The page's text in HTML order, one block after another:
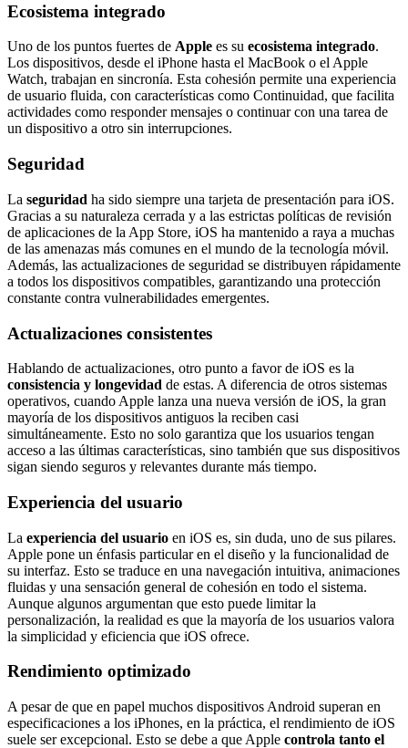
Ecosistema integrado
Uno de los puntos fuertes de Apple es su ecosistema integrado.
Los dispositivos, desde el iPhone hasta el MacBook o el Apple
Watch, trabajan en sincronía. Esta cohesión permite una experiencia
de usuario fluida, con características como Continuidad, que facilita
actividades como responder mensajes o continuar con una tarea de
un dispositivo a otro sin interrupciones.
Seguridad
La seguridad ha sido siempre una tarjeta de presentación para iOS.
Gracias a su naturaleza cerrada y a las estrictas políticas de revisión
de aplicaciones de la App Store, iOS ha mantenido a raya a muchas
de las amenazas más comunes en el mundo de la tecnología móvil.
Además, las actualizaciones de seguridad se distribuyen rápidamente
a todos los dispositivos compatibles, garantizando una protección
constante contra vulnerabilidades emergentes.
Actualizaciones consistentes
Hablando de actualizaciones, otro punto a favor de iOS es la
consistencia y longevidad de estas. A diferencia de otros sistemas
operativos, cuando Apple lanza una nueva versión de iOS, la gran
mayoría de los dispositivos antiguos la reciben casi
simultáneamente. Esto no solo garantiza que los usuarios tengan
acceso a las últimas características, sino también que sus dispositivos
sigan siendo seguros y relevantes durante más tiempo.
Experiencia del usuario
La experiencia del usuario en iOS es, sin duda, uno de sus pilares.
Apple pone un énfasis particular en el diseño y la funcionalidad de
su interfaz. Esto se traduce en una navegación intuitiva, animaciones
fluidas y una sensación general de cohesión en todo el sistema.
Aunque algunos argumentan que esto puede limitar la
personalización, la realidad es que la mayoría de los usuarios valora
la simplicidad y eficiencia que iOS ofrece.
Rendimiento optimizado
A pesar de que en papel muchos dispositivos Android superan en
especificaciones a los iPhones, en la práctica, el rendimiento de iOS
suele ser excepcional. Esto se debe a que Apple controla tanto el